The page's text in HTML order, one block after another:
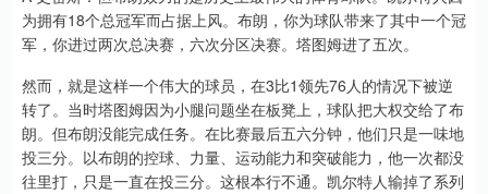
为拥有18个总冠军而占据上风。布朗，你为球队带来了其中一个冠
军，你进过两次总决赛，六次分区决赛。塔图姆进了五次。
然而，就是这样一个伟大的球员，在3比1领先76人的情况下被逆
转了。当时塔图姆因为小腿问题坐在板凳上，球队把大权交给了布
朗。但布朗没能完成任务。在比赛最后五六分钟，他们只是一味地
投三分。以布朗的控球、力量、运动能力和突破能力，他一次都没
往里打，只是一直在投三分。这根本行不通。凯尔特人输掉了系列